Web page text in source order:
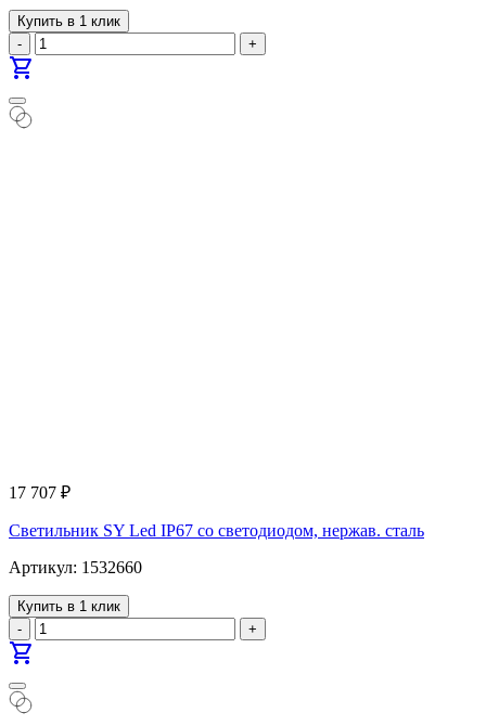
Купить в 1 клик
-
+
shopping_cart
17 707 ₽
Светильник SY Led IP67 со светодиодом, нержав. сталь
Артикул: 1532660
Купить в 1 клик
-
+
shopping_cart